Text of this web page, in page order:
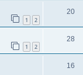
1 2
20
1 2
28
16